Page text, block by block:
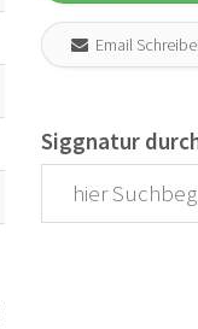
Email
Siggnatur